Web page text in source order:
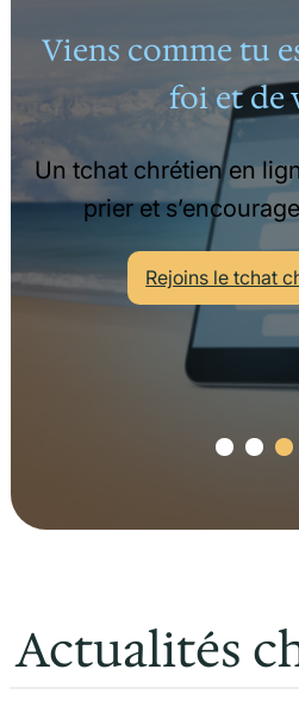
Viens comme tu
foi et de
Un tchat chrétien en
prier et
Rejoins le tchat
Actualités